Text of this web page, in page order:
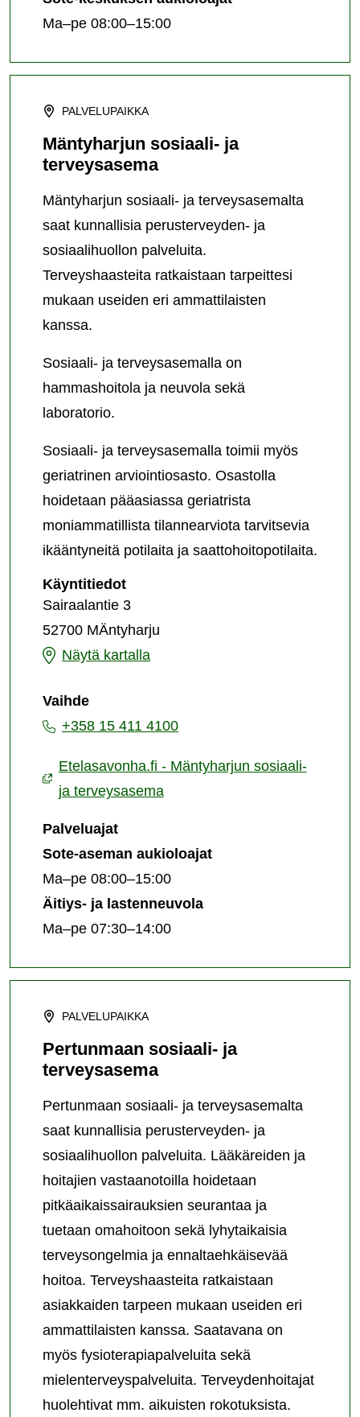
Ma–pe 08:00–15:00
PALVELUPAIKKA
Mäntyharjun sosiaali- ja
terveysasema
Mäntyharjun sosiaali- ja terveysasemalta
saat kunnallisia perusterveyden- ja
sosiaalihuollon palveluita.
Terveyshaasteita ratkaistaan tarpeittesi
mukaan useiden eri ammattilaisten
kanssa.
Sosiaali- ja terveysasemalla on
hammashoitola ja neuvola sekä
laboratorio.
Sosiaali- ja terveysasemalla toimii myös
geriatrinen arviointiosasto. Osastolla
hoidetaan pääasiassa geriatrista
moniammatillista tilannearviota tarvitsevia
ikääntyneitä potilaita ja saattohoitopotilaita.
KäyntitiedotMäntyharjun
sosiaali-
terveysasema
Sairaalantie 3
52700 MÄntyharju
Näytä kartalla
Mäntyharjun
ja
terveysasema
Vaihde
+358 15 411 4100
Etelasavonha.fi - Mäntyharjun sosiaali-
ja terveysasema
Palveluajat
Sote-aseman aukioloajat
Ma–pe 08:00–15:00
Äitiys- ja lastenneuvola
Ma–pe 07:30–14:00
PALVELUPAIKKA
Pertunmaan sosiaali- ja
terveysasema
Pertunmaan sosiaali- ja terveysasemalta
saat kunnallisia perusterveyden- ja
sosiaalihuollon palveluita. Lääkäreiden ja
hoitajien vastaanotoilla hoidetaan
pitkäaikaissairauksien seurantaa ja
tuetaan omahoitoon sekä lyhytaikaisia
terveysongelmia ja ennaltaehkäisevää
hoitoa. Terveyshaasteita ratkaistaan
asiakkaiden tarpeen mukaan useiden eri
ammattilaisten kanssa. Saatavana on
myös fysioterapiapalveluita sekä
mielenterveyspalveluita. Terveydenhoitajat
huolehtivat mm. aikuisten rokotuksista.